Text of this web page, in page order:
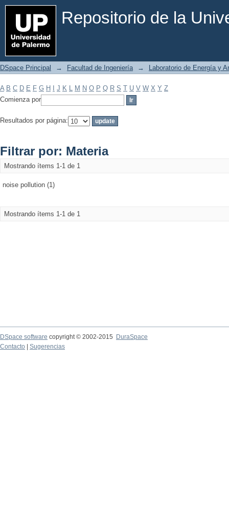
Repositorio de la
Filtrar por: Materia
DSpace Principal → Facultad de Ingeniería → Laboratorio de Energía y
A B C D E F G H J K L M N O P Q R S T U V W X Y Z
Comienza por
Resultados por página:
Filtrar por: Materia
Mostrando ítems 1-1 de 1
noise pollution (1)
Mostrando ítems 1-1 de 1
DSpace software copyright © 2002-2015
DuraSpace
Contacto
Sugerencias